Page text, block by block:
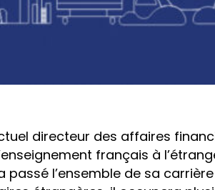
directeur des affaires
français à
passé l’ensemble de sa